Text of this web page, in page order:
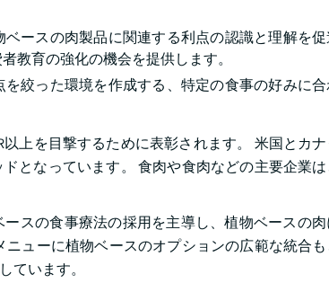
ースの肉製品に関連する利点の認識と理解を
教育の強化の機会を提供します。
絞った環境を作成する、特定の食事の好みに
上を目撃するために表彰されます。 米国とカ
となっています。 食肉や食肉などの主要企業
スの食事療法の採用を主導し、植物ベースの
ューに植物ベースのオプションの広範な統合
ています。